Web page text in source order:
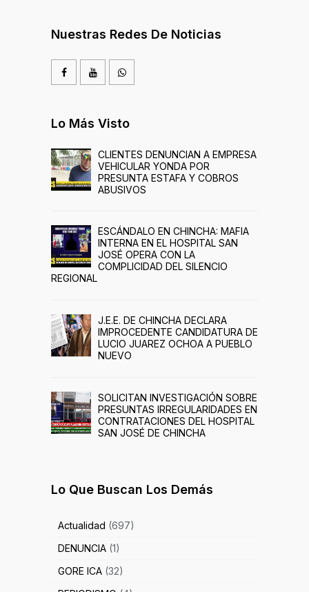
Nuestras Redes De Noticias
Lo Más Visto
CLIENTES DENUNCIAN A EMPRESA
VEHICULAR YONDA POR
PRESUNTA ESTAFA Y COBROS
ABUSIVOS
ESCÁNDALO EN CHINCHA: MAFIA
INTERNA EN EL HOSPITAL SAN
JOSÉ OPERA CON LA
COMPLICIDAD DEL SILENCIO
REGIONAL
J.E.E. DE CHINCHA DECLARA
IMPROCEDENTE CANDIDATURA DE
LUCIO JUAREZ OCHOA A PUEBLO
NUEVO
SOLICITAN INVESTIGACIÓN SOBRE
PRESUNTAS IRREGULARIDADES EN
CONTRATACIONES DEL HOSPITAL
SAN JOSÉ DE CHINCHA
Lo Que Buscan Los Demás
Actualidad (697)
DENUNCIA (1)
GORE ICA (32)